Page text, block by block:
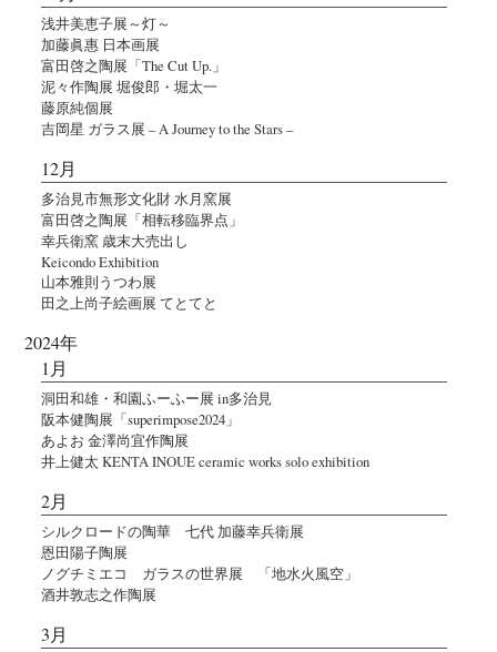
浅井美恵子展～灯～
加藤眞惠 日本画展
富田啓之陶展「The Cut Up.」
泥々作陶展 堀俊郎・堀太一
藤原純個展
吉岡星 ガラス展 – A Journey to the Stars –
12月
多治見市無形文化財 水月窯展
富田啓之陶展「相転移臨界点」
幸兵衛窯 歳末大売出し
Keicondo Exhibition
山本雅則うつわ展
田之上尚子絵画展 てとてと
2024年
1月
洞田和雄・和園ふーふー展 in多治見
阪本健陶展「superimpose2024」
あよお 金澤尚宜作陶展
井上健太 KENTA INOUE ceramic works solo exhibition
2月
シルクロードの陶華 七代 加藤幸兵衛展
恩田陽子陶展
ノグチミエコ ガラスの世界展 「地水火風空」
酒井敦志之作陶展
3月